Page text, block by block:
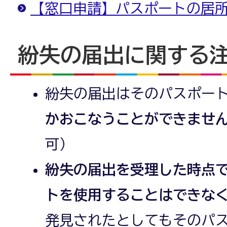
【窓口申請】パスポートの居
紛失の届出に関する
紛失の届出はそのパスポー
かおこなうことができませ
可）
紛失の届出を受理した時点
トを使用することはできな
発見されたとしてもそのパ